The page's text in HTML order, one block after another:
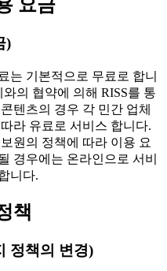
요금
)
는 기본적으로 무료로 합니
의 협약에 의해 RISS를 통
텐츠의 경우 각 민간 업체
라 유료로 서비스 합니다.
원의 정책에 따라 이용 요
경우에는 온라인으로 서비
니다.
책
정책의 변경)